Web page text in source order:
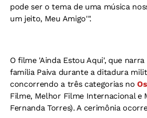
pode ser o tema de uma música
um jeito, Meu Amigo'".
O filme 'Ainda Estou Aqui', que
família Paiva durante a ditadura
concorrendo a três categorias no
Filme, Melhor Filme Internacional e
Fernanda Torres). A cerimônia